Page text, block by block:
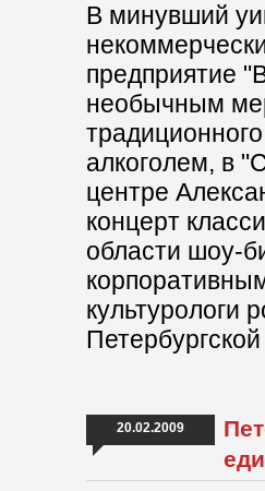
В минувший
предприятие
необычным
алкоголем, в
центре
концерт
области шоу-
культурологи
20.02.2009